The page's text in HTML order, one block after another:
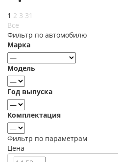
1 2 3 31
Все
Фильтр по автомобилю
Марка
Модель
Год выпуска
Комплектация
Фильтр по параметрам
Цена